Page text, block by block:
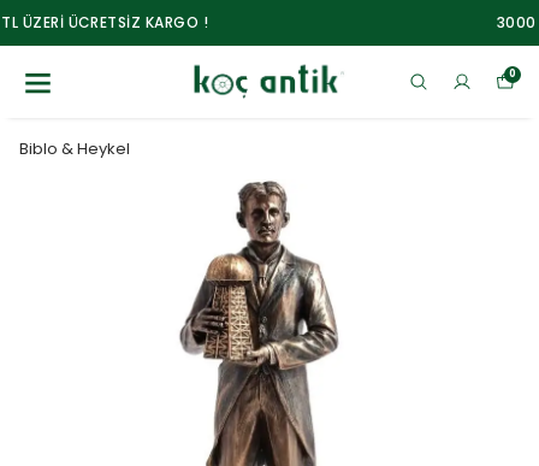
3000 TL ÜZERİ ÜCRETSİZ KARGO !
0
Biblo & Heykel